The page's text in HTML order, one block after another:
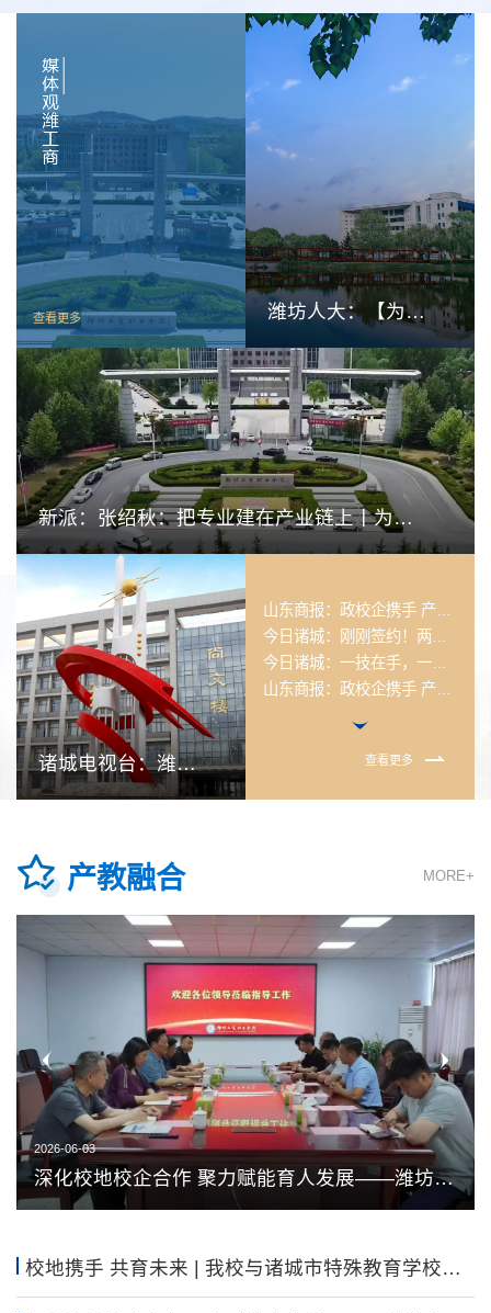
查看更多
潍坊人大：【为人
民履职 为潍坊添
彩·人大代表在行
动】 张绍秋：把
专业建在产业链上
新派：张绍秋：把专业建在产业链上丨为人
民履职 为潍坊添彩·人大代表在行动
诸城电视台：潍坊
工商职业学院深化
仪式举 行
今日诸城：一技在手，一生无忧！700人齐聚诸城见证职教“高光时刻”
山东商报：政校企携手 产教融合再深化——诸城市域产教联合体2026年工作推进会暨政校企对话活动在潍坊工...
新派：诸城市域产教联合体2026年工作推进会暨政校企对话活动在潍坊工商职业学院举行
山东商报：政校企携手 产教融合再深化——诸城市域产教联合体2026年工作推进会暨政校企对话活动在潍坊工...
今日诸城：刚刚签约！两大名企联手潍坊工商职业学院，共建低空经济产业学院
今日诸城：一技在手，一生无忧！700人齐聚诸城见证职教“高光时刻”
山东商报：政校企携手 产教融合再深化——诸城市域产教联合体2026年工作推进会暨政校企对话活动在潍坊工...
查看更多
产教融合 MORE+
2026-05-26
喜报！我校参与编制的国家职业标准正式颁布实
施
2026-06-10
校地携手 共育未来 | 我校与诸城市特殊教育学校
共建教学实习实训基地
2026-06-03
深化校地校企合作 聚力赋能育人发展——潍坊市
人才集团到校考察交流
2026-05-26
喜报！我校参与编制的国家职业标准正式颁布实
施
2026-06-10
校地携手 共育未来 | 我校与诸城市特殊教育学校
共建教学实习实训基地
校地携手 共育未来 | 我校与诸城市特殊教育学校共
建教学实习实训基地